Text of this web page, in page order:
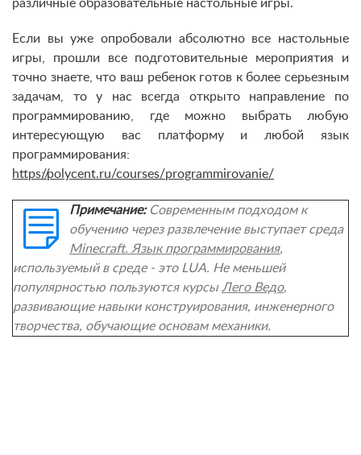
различные образовательные настольные игры.
Если вы уже опробовали абсолютно все настольные
игры, прошли все подготовительные мероприятия и
точно знаете, что ваш ребенок готов к более серьезным
задачам, то у нас всегда открыто направление по
программированию, где можно выбрать любую
интересующую вас платформу и любой язык
программирования:
https://polycent.ru/courses/programmirovanie/
Примечание: Современным подходом к
обучению через развлечение выступает среда
Minecraft. Язык программирования,
используемый в среде - это LUA. Не меньшей
популярностью пользуются курсы Лего Ведо,
развивающие навыки конструирования, инженерного
творчества, обучающие основам механики.